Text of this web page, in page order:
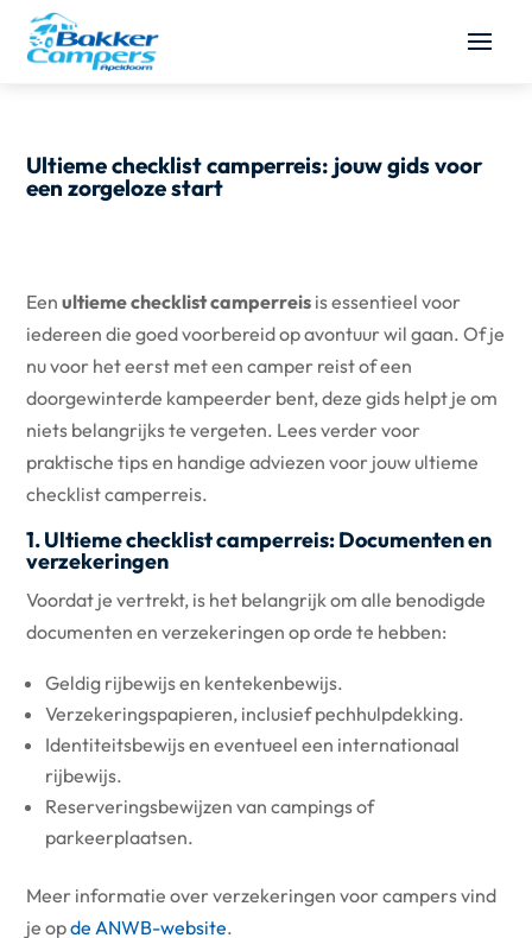
Ultieme checklist camperreis: jouw gids voor
een zorgeloze start
Eenultieme checklist camperreis is essentieel voor
iedereen die goed voorbereid op avontuur wil gaan. Of je
nu voor het eerst met een camper reist of een
doorgewinterde kampeerder bent, deze gids helpt je om
niets belangrijks te vergeten. Lees verder voor
praktische tips en handige adviezen voor jouw ultieme
checklist camperreis.
1. Ultieme checklist camperreis: Documenten en
verzekeringen
Voordat je vertrekt, is het belangrijk om alle benodigde
documenten en verzekeringen op orde te hebben:
Geldig rijbewijs en kentekenbewijs.
Verzekeringspapieren, inclusief pechhulpdekking.
Identiteitsbewijs en eventueel een internationaal
rijbewijs.
Reserveringsbewijzen van campings of
parkeerplaatsen.
Meer informatie over verzekeringen voor campers vind
je opde ANWB-website.